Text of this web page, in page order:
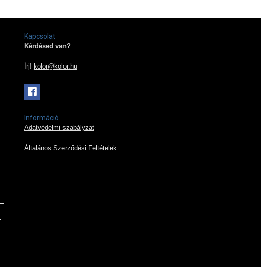
Kapcsolat
Kérdésed van?
Írj! kolor@kolor.hu
Információ
Adatvédelmi szabályzat
Általános Szerződési Feltételek